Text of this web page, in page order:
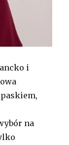
i
na